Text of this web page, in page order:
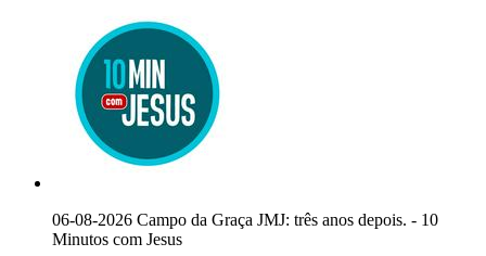
06-08-2026 Campo da Graça JMJ: três anos depois. - 10
Minutos com Jesus